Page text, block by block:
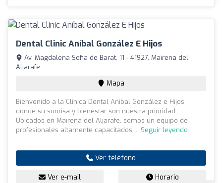
Dental Clinic Aníbal González E Hijos
Av. Magdalena Sofia de Barat, 11 - 41927, Mairena del
Aljarafe
Mapa
Bienvenido a la Clínica Dental Aníbal González e Hijos,
donde su sonrisa y bienestar son nuestra prioridad.
Ubicados en Mairena del Aljarafe, somos un equipo de
profesionales altamente capacitados ... Seguir leyendo
Ver teléfono
Ver e-mail Horario